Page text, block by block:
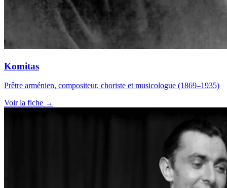
Komitas
Prêtre arménien, compositeur, choriste et musicologue (1869–1935)
Voir la fiche →